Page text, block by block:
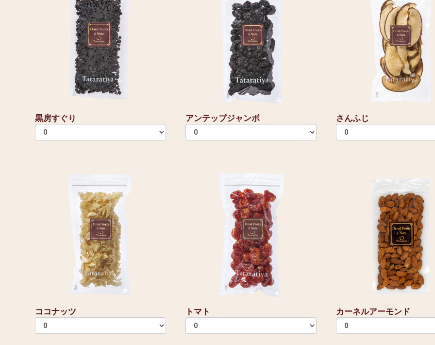
黒房すぐり アンテップジャンボ さんふじ
ココナッツ トマト カーネルアーモンド